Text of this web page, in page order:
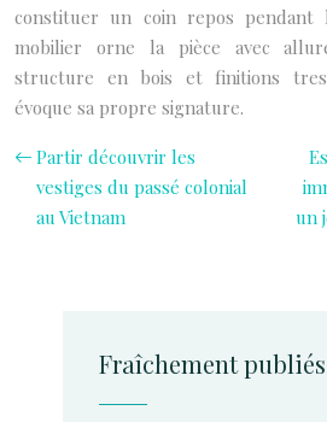
constituer un coin repos pendant
mobilier orne la pièce avec
structure en bois et finitions
évoque sa propre signature.
Partir découvrir les
vestiges du passé colonial
au Vietnam
un
Fraîchement publiés